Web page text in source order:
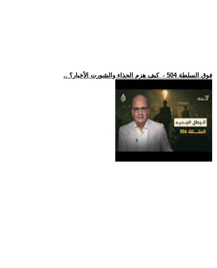
.. فوق السلطة 504 - كيف هزم الحذاء والشورت الأخبار؟